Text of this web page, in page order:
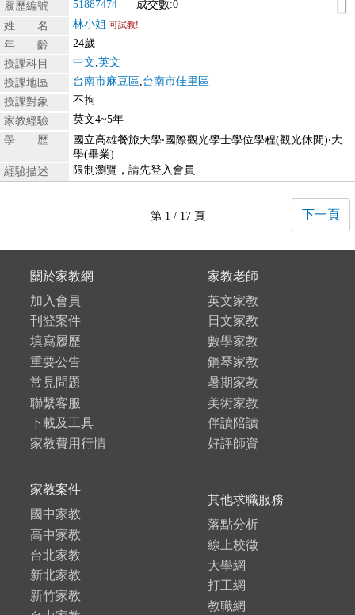
履歷編號 51887474
成交數:0
姓 名
林小姐 可試教!
年 齡
24歲
授課科目
中文 英文
授課地區
台南市麻豆區 台南市佳里區
授課對象
不拘
家教經驗
英文4~5年
學 歷
國立高雄餐旅大學‧國際觀光學士學位學程(觀光休閒)‧大
學(畢業)
經驗描述
限制瀏覽，請先登入會員
第 1 / 17 頁 下一頁
關於家教網
加入會員
刊登案件
填寫履歷
重要公告
常見問題
聯繫客服
下載及工具
家教費用行情
家教老師
英文家教
日文家教
數學家教
鋼琴家教
暑期家教
美術家教
伴讀陪讀
好評師資
家教案件
國中家教
高中家教
台北家教
新北家教
新竹家教
其他求職服務
落點分析
線上校徵
大學網
打工網
教職網